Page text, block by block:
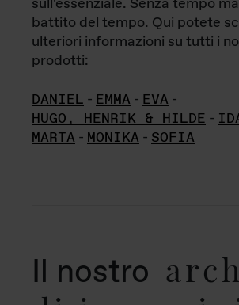
battito del tempo. Qui potete
ulteriori informazioni su tutti i
prodotti:
DANIEL - EMMA - EVA -
HUGO, HENRIK & HILDE -
MARTA - MONIKA - SOFIA
Il nostro